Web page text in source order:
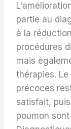
partie au
à la
procédures
mais
thérapies.
précoces
satisfait,
poumon